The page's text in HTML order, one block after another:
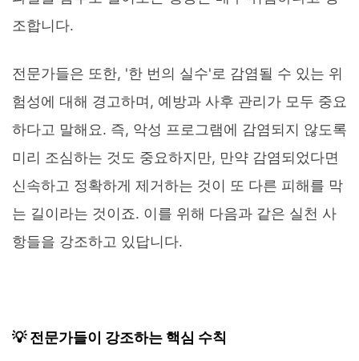
조합니다.
전문가들은 또한, '한 번의 실수'로 감염될 수 있는 위
험성에 대해 경고하며, 예방과 사후 관리가 모두 중요
하다고 말해요. 즉, 악성 프로그램에 감염되지 않도록
미리 조심하는 것도 중요하지만, 만약 감염되었다면
신속하고 정확하게 제거하는 것이 또 다른 피해를 막
는 길이라는 것이죠. 이를 위해 다음과 같은 실천 사
항들을 강조하고 있답니다.
💡 전문가들이 강조하는 핵심 수칙